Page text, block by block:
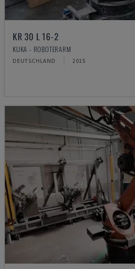
KR 30 L 16-2
KUKA - ROBOTERARM
DEUTSCHLAND 2015